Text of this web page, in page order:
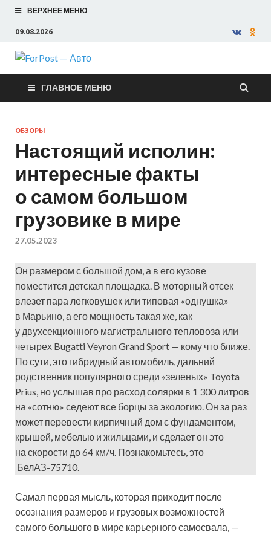
ВЕРХНЕЕ МЕНЮ
09.08.2026
ForPost —
Авто
ГЛАВНОЕ МЕНЮ
ОБЗОРЫ
Настоящий исполин:
интересные факты
о самом большом
грузовике в мире
27.05.2023
Он размером с большой дом, а в его кузове
поместится детская площадка. В моторный отсек
влезет пара легковушек или типовая «однушка»
в Марьино, а его мощность такая же, как
у двухсекционного магистрального тепловоза или
четырех Bugatti Veyron Grand Sport — кому что ближе.
По сути, это гибридный автомобиль, дальний
родственник популярного среди «зеленых» Toyota
Prius, но услышав про расход солярки в 1 300 литров
на «сотню» седеют все борцы за экологию. Он за раз
может перевести кирпичный дом с фундаментом,
крышей, мебелью и жильцами, и сделает он это
на скорости до 64 км/ч. Познакомьтесь, это
БелАЗ-75710.
Самая первая мысль, которая приходит после
осознания размеров и грузовых возможностей
самого большого в мире карьерного самосвала, —